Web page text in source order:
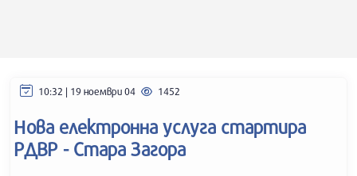
10:32 | 19 ноември 04 1452
Нова електронна услуга стартира
РДВР - Стара Загора